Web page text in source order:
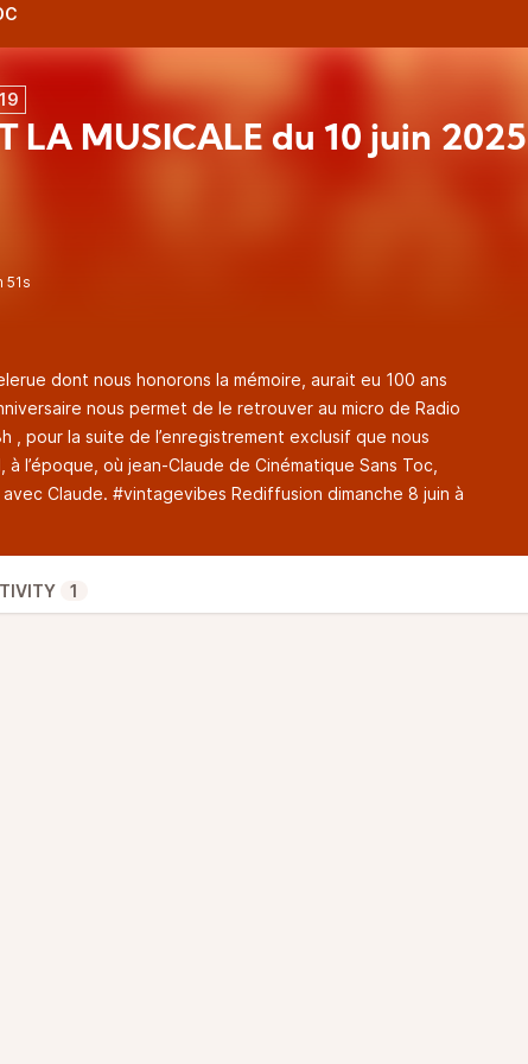
LA MUSICALE du 10 juin 2025
51s
dont nous honorons la mémoire, aurait eu 100 ans
nous permet de le retrouver au micro de Radio
, pour la suite de l’enregistrement exclusif que nous
à l’époque, où jean-Claude de Cinématique Sans Toc,
avec Claude. #vintagevibes Rediffusion dimanche 8 juin à
1